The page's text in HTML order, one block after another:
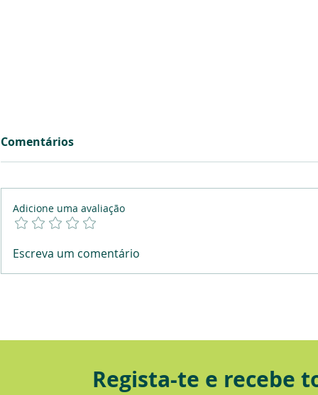
Quanto dinheiro tens
escondido em casa?
dinheiro?
Comentários
Adicione uma avaliação
Escreva um comentário
Regista-te e recebe